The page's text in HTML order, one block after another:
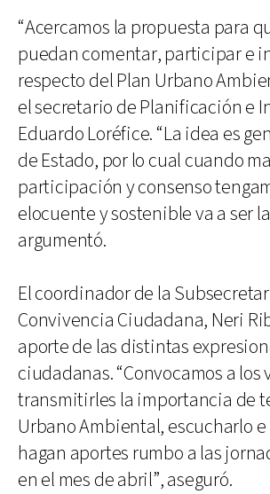
“Acercamos la propuesta para
puedan comentar, participar e
respecto del Plan Urbano
el secretario de Planificación e
Eduardo Loréfice. “La idea es
de Estado, por lo cual cuando
participación y consenso
elocuente y sostenible va a ser
argumentó.
El coordinador de la
Convivencia Ciudadana, Neri
aporte de las distintas
ciudadanas. “Convocamos a los
transmitirles la importancia de
Urbano Ambiental, escucharlo
hagan aportes rumbo a las
en el mes de abril”, aseguró.